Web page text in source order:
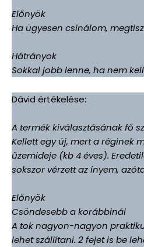
Előnyök
Ha ügyesen csinálom,
Hátrányok
Sokkal jobb lenne, ha nem
Dávid értékelése:
A termék kiválasztásának fő
Kellett egy új, mert a réginek
üzemideje (kb 4 éves).
sokszor vérzett az ínyem,
Előnyök
Csöndesebb a korábbinál
A tok nagyon-nagyon
lehet szállítani. 2 fejet is be